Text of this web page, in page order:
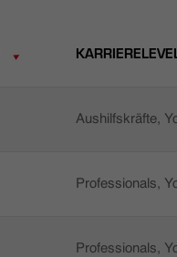
Aushilfskräfte,
Professionals,
Professionals,